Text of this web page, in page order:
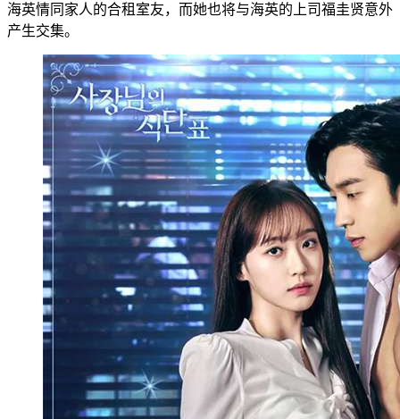
海英情同家人的合租室友，而她也将与海英的上司福圭贤意外
产生交集。